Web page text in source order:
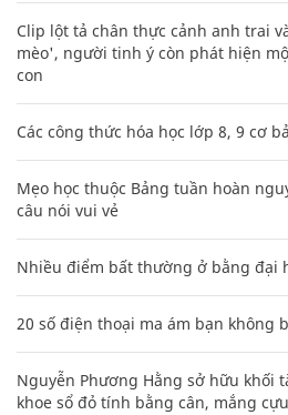
Clip lột tả chân thực cảnh anh trai
mèo', người tinh ý còn phát hiện
con
Các công thức hóa học lớp 8, 9 cơ
Mẹo học thuộc Bảng tuần hoàn
câu nói vui vẻ
Nhiều điểm bất thường ở bằng đại
20 số điện thoại ma ám bạn không
Nguyễn Phương Hằng sở hữu khối
khoe sổ đỏ tính bằng cân, mắng